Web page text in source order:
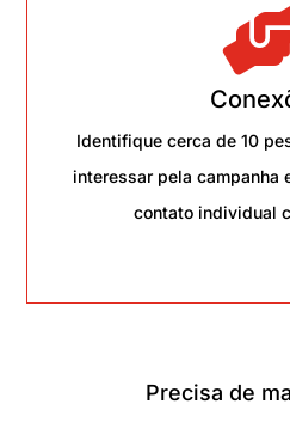
Identifique cerca de 10
interessar pela campanha
contato individual
Precisa de